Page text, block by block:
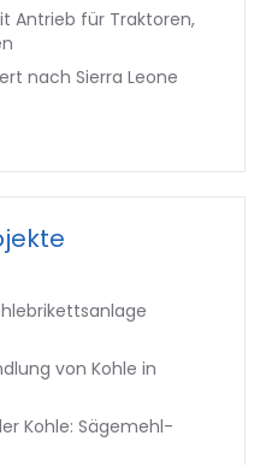
Antrieb für Traktoren,
nach Sierra Leone
von Kohle in
Kohle: Sägemehl-